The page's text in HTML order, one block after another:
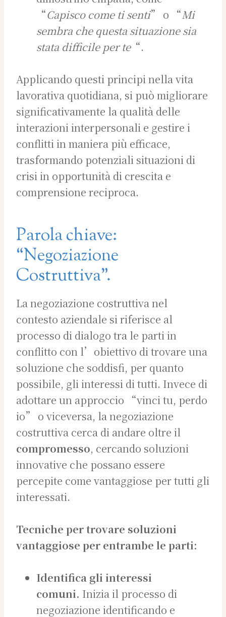
“Capisco come ti senti” o “Mi
sembra che questa situazione sia
stata difficile per te“.
Applicando questi principi nella vita
lavorativa quotidiana, si può migliorare
significativamente la qualità delle
interazioni interpersonali e gestire i
conflitti in maniera più efficace,
trasformando potenziali situazioni di
crisi in opportunità di crescita e
comprensione reciproca.
Parola chiave:
“Negoziazione
Costruttiva”.
La negoziazione costruttiva nel
contesto aziendale si riferisce al
processo di dialogo tra le parti in
conflitto con l’obiettivo di trovare una
soluzione che soddisfi, per quanto
possibile, gli interessi di tutti. Invece di
adottare un approccio “vinci tu, perdo
io” o viceversa, la negoziazione
costruttiva cerca di andare oltre il
compromesso, cercando soluzioni
innovative che possano essere
percepite come vantaggiose per tutti gli
interessati.
Tecniche per trovare soluzioni
vantaggiose per entrambe le parti:
Identifica gli interessi
comuni. Inizia il processo di
negoziazione identificando e